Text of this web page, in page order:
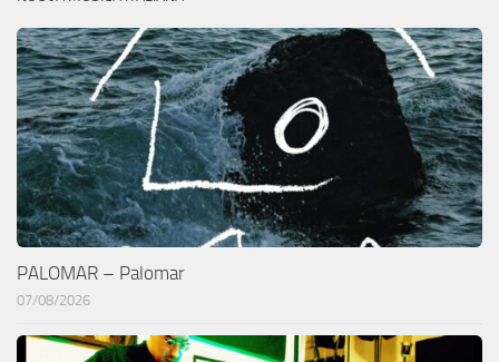
PALOMAR – Palomar
07/08/2026